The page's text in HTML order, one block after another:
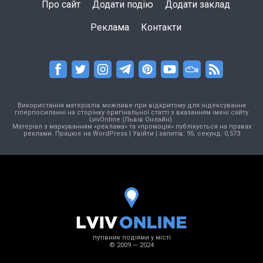
Про сайт Додати подію Додати заклад
Реклама Контакти
Використання матеріалів можливе при відкритому для індексування
гіперпосиланні на сторінку оригінальної статті з вказанням імені сайту
LvivOnline (Львів Онлайн).
Матеріал з маркуванням «реклама» та «промоція» публікується на правах
реклами. Працює на WordPress| Увійти | запитів: 95, секунд: 0,573
путівник подіями у місті
© 2009 — 2024